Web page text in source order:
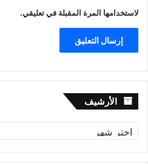
لاستخدامها المرة المقبلة في تعليقي.
الأرشيف الأرشيف